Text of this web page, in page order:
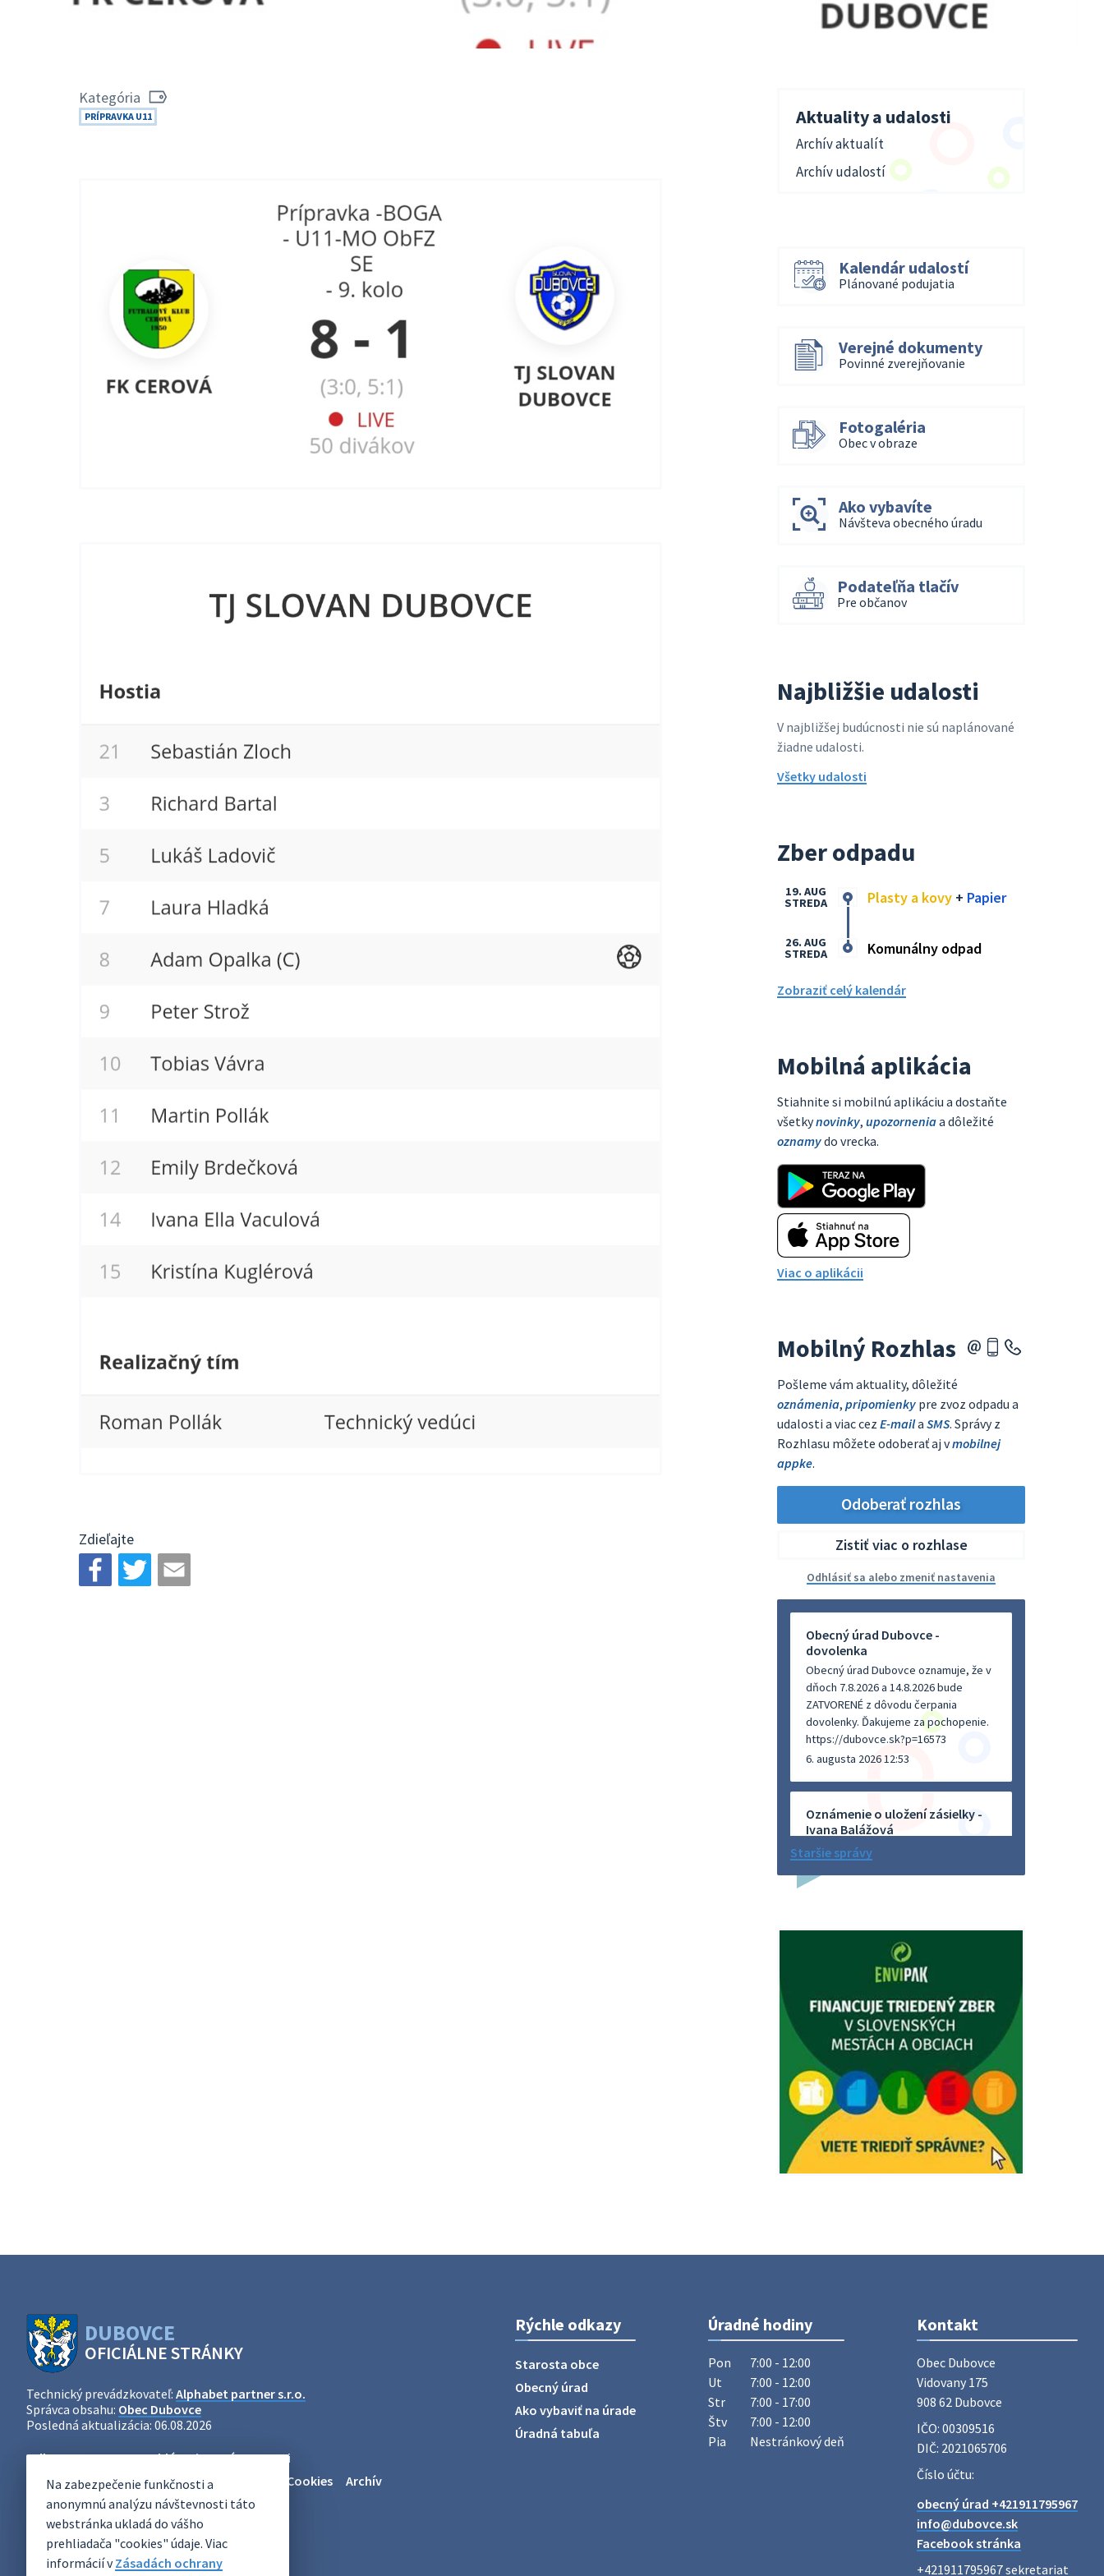
Na zabezpečenie funkčnosti a
anonymnú analýzu návštevnosti táto
webstránka ukladá do vášho
prehliadača "cookies" údaje. Viac
informácií vZásadách ochrany
Kategória
PRÍPRAVKA U11
Zdieľajte
Aktuality a udalosti
Archív aktualít
Archív udalostí
Kalendár udalostí
Plánované podujatia
Verejné dokumenty
Povinné zverejňovanie
Fotogaléria
Obec v obraze
Ako vybavíte
Návšteva obecného úradu
Podateľňa tlačív
Pre občanov
Najbližšie udalosti
V najbližšej budúcnosti nie sú naplánované
žiadne udalosti.
Všetky udalosti
Zber odpadu
Plasty a kovy + Papier
19. AUG
STREDA
Komunálny odpad
26. AUG
STREDA
Zobraziť celý kalendár
Mobilná aplikácia
Stiahnite si mobilnú aplikáciu a dostaňte
všetkynovinky, upozorneniaa dôležité
oznamydo vrecka.
Viac o aplikácii
Mobilný Rozhlas
Pošleme vám aktuality, dôležité
oznámenia, pripomienky pre zvoz odpadu a
udalosti a viac cez E-maila SMS. Správy z
Rozhlasu môžete odoberať aj vmobilnej
appke.
Odoberať rozhlas
Zistiť viac o rozhlase
Odhlásiť sa alebo zmeniť nastavenia
Obecný úrad Dubovce -
dovolenka
Obecný úrad Dubovce oznamuje, že v
dňoch 7.8.2026 a 14.8.2026 bude
ZATVORENÉ z dôvodu čerpania
dovolenky. Ďakujeme za pochopenie.
https://dubovce.sk?p=16573
6. augusta 2026 12:53
Oznámenie o uložení zásielky -
Ivana Balážová
Na úradnej tabuli je nová výveska.
5. augusta 2026 12:38
Dovolenka - MUDr. Marián Sivoň
Ambulancia pre dospelých - MUDr.
Marián Sivoň Popudinské Močidľany
oznamuje, že od 19.8 - 28.8.2026
budeZATVORENÁ z dôvodu čerpania
dovolenky. Akútne prípady bude riešiť
MUDr.Fisch…
5. augusta 2026 12:35
Zajtrajší zvoz odpadu
Vážený občan, zajtra 5. 8. sa bude
zvážať komunálny odpad.
Vážený občan, dnes 5. 8. sa zváža
Oznámenie o uložení zásielky -
Juraj Sloboda
Na úradnej tabuli je nová výveska.
https://dubovce.sk?p=16556
28. júla 2026 10:49
stredu 29. júla 2026 sa v našej obci
uskutoční zber železa. Pracovníci
Obecného úradu budú od 8.00 hod.
Staršie správy
DUBOVCE
OFICIÁLNE STRÁNKY
Technický prevádzkovateľ: Alphabet partner s.r.o.
Správca obsahu: Obec Dubovce
Posledná aktualizácia: 06.08.2026
Odber RSS
Mapa
Vyhlásenie o prístupnosti
Zásady ochrany osobných údajov
Nastaviť Cookies Archív
Rýchle odkazy
Starosta obce
Obecný úrad
Ako vybaviť na úrade
Úradná tabuľa
Úradné hodiny
Pon
7:00 - 12:00
Ut
7:00 - 12:00
Str
7:00 - 17:00
Štv
7:00 - 12:00
Pia
Nestránkový deň
Kontakt
Obec Dubovce
Vidovany 175
908 62 Dubovce
IČO: 00309516
DIČ: 2021065706
Číslo účtu:
obecný úrad +421911795967
info@dubovce.sk
Facebook stránka
+421911795967 sekretariat